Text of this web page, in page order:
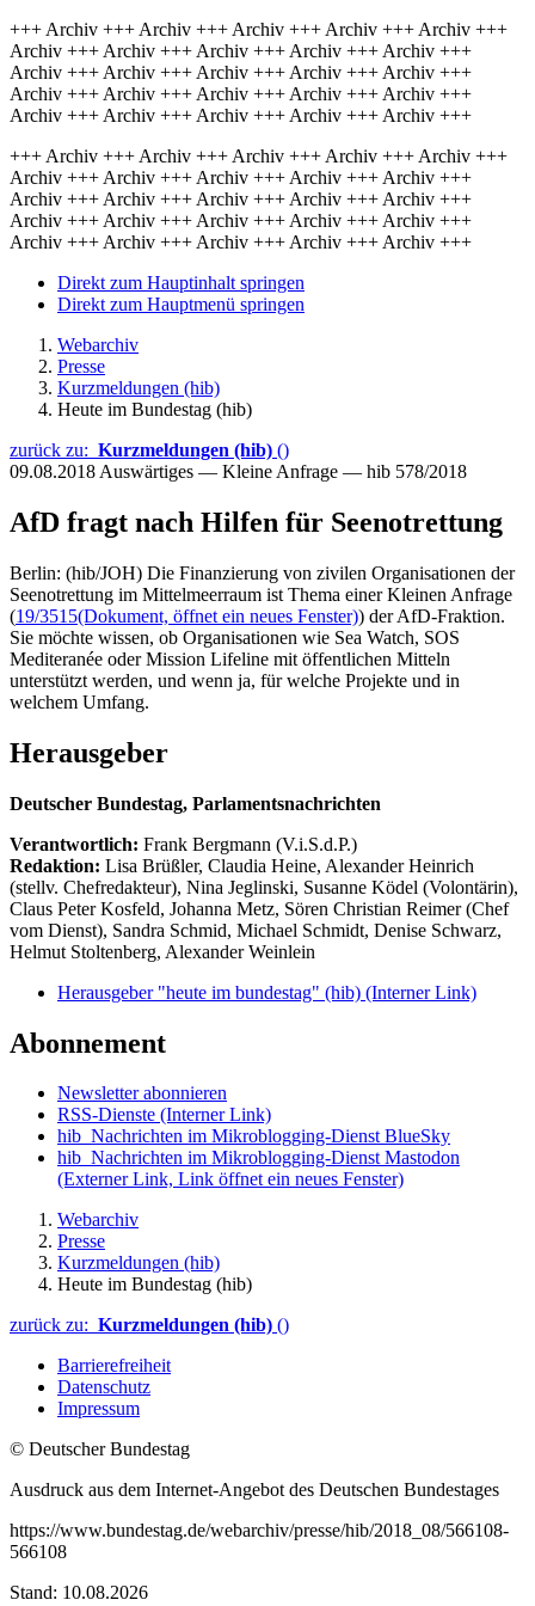
+++ Archiv +++ Archiv +++ Archiv +++ Archiv +++ Archiv +++
Archiv +++ Archiv +++ Archiv +++ Archiv +++ Archiv +++
Archiv +++ Archiv +++ Archiv +++ Archiv +++ Archiv +++
Archiv +++ Archiv +++ Archiv +++ Archiv +++ Archiv +++
Archiv +++ Archiv +++ Archiv +++ Archiv +++ Archiv +++
+++ Archiv +++ Archiv +++ Archiv +++ Archiv +++ Archiv +++
Archiv +++ Archiv +++ Archiv +++ Archiv +++ Archiv +++
Archiv +++ Archiv +++ Archiv +++ Archiv +++ Archiv +++
Archiv +++ Archiv +++ Archiv +++ Archiv +++ Archiv +++
Archiv +++ Archiv +++ Archiv +++ Archiv +++ Archiv +++
Direkt zum Hauptinhalt springen
Direkt zum Hauptmenü springen
Webarchiv
Presse
Kurzmeldungen (hib)
Heute im Bundestag (hib)
zurück zu: Kurzmeldungen (hib) ()
09.08.2018 Auswärtiges — Kleine Anfrage — hib 578/2018
AfD fragt nach Hilfen für Seenotrettung
Berlin: (hib/JOH) Die Finanzierung von zivilen Organisationen der
Seenotrettung im Mittelmeerraum ist Thema einer Kleinen Anfrage
(19/3515(Dokument, öffnet ein neues Fenster)) der AfD-Fraktion.
Sie möchte wissen, ob Organisationen wie Sea Watch, SOS
Mediteranée oder Mission Lifeline mit öffentlichen Mitteln
unterstützt werden, und wenn ja, für welche Projekte und in
welchem Umfang.
Herausgeber
Deutscher Bundestag, Parlamentsnachrichten
Verantwortlich: Frank Bergmann (V.i.S.d.P.)
Redaktion: Lisa Brüßler, Claudia Heine, Alexander Heinrich
(stellv. Chefredakteur), Nina Jeglinski, Susanne Ködel (Volontärin),
Claus Peter Kosfeld, Johanna Metz, Sören Christian Reimer (Chef
vom Dienst), Sandra Schmid, Michael Schmidt, Denise Schwarz,
Helmut Stoltenberg, Alexander Weinlein
Herausgeber "heute im bundestag" (hib) (Interner Link)
Abonnement
Newsletter abonnieren
RSS-Dienste (Interner Link)
hib_Nachrichten im Mikroblogging-Dienst BlueSky
hib_Nachrichten im Mikroblogging-Dienst Mastodon
(Externer Link, Link öffnet ein neues Fenster)
Webarchiv
Presse
Kurzmeldungen (hib)
Heute im Bundestag (hib)
zurück zu: Kurzmeldungen (hib) ()
Barrierefreiheit
Datenschutz
Impressum
© Deutscher Bundestag
Ausdruck aus dem Internet-Angebot des Deutschen Bundestages
https://www.bundestag.de/webarchiv/presse/hib/2018_08/566108-
566108
Stand: 10.08.2026